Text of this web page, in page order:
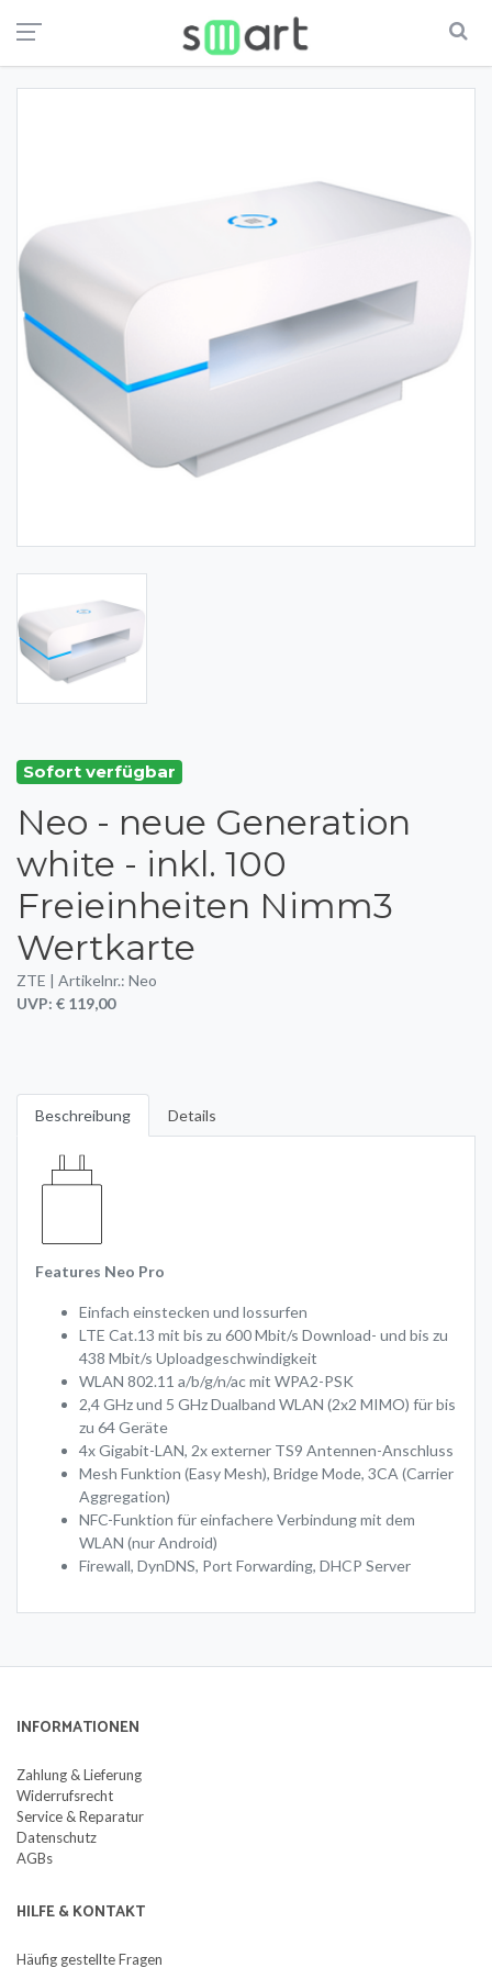
Sofort verfügbar
Neo - neue Generation
white - inkl. 100
Freieinheiten Nimm3
Wertkarte
ZTE | Artikelnr.: Neo
UVP: € 119,00
Beschreibung Details
Features Neo Pro
Einfach einstecken und lossurfen
LTE Cat.13 mit bis zu 600 Mbit/s Download- und bis zu
438 Mbit/s Uploadgeschwindigkeit
WLAN 802.11 a/b/g/n/ac mit WPA2-PSK
2,4 GHz und 5 GHz Dualband WLAN (2x2 MIMO) für bis
zu 64 Geräte
4x Gigabit-LAN, 2x externer TS9 Antennen-Anschluss
Mesh Funktion (Easy Mesh), Bridge Mode, 3CA (Carrier
Aggregation)
NFC-Funktion für einfachere Verbindung mit dem
WLAN (nur Android)
Firewall, DynDNS, Port Forwarding, DHCP Server
INFORMATIONEN
Zahlung & Lieferung
Widerrufsrecht
Service & Reparatur
Datenschutz
AGBs
HILFE & KONTAKT
Häufig gestellte Fragen